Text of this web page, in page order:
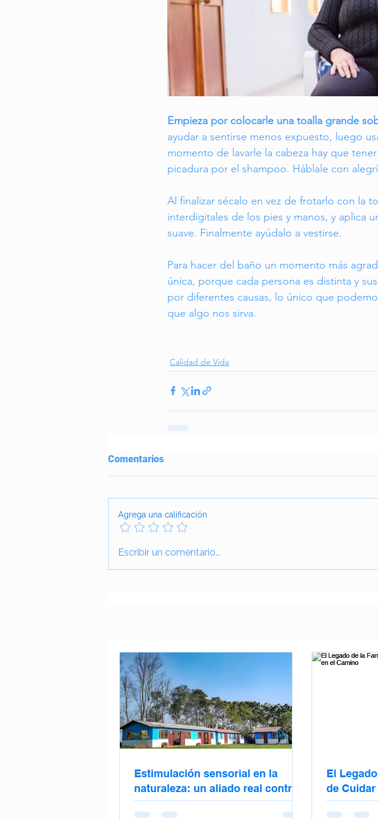
Empieza por colocarle una toalla grande
ayudar a sentirse menos expuesto, luego
momento de lavarle la cabeza hay que
picadura por el shampoo. Háblale con
Al finalizar sécalo en vez de frotarlo con la
interdigitales de los pies y manos, y aplica
suave. Finalmente ayúdalo a vestirse.
Para hacer del baño un momento más
única, porque cada persona es distinta y
por diferentes causas, lo único que
que algo nos sirva.
Calidad de Vida
Comentarios
Agrega una calificación
Escribir un comentario...
Estimulación sensorial en la
naturaleza: un aliado real contra
el deterioro cognitivo
El
de
Camino